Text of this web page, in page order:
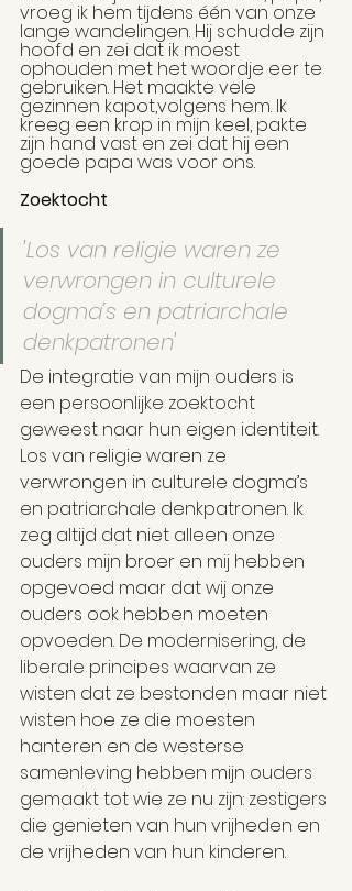
vroeg ik hem tijdens één van onze
lange wandelingen. Hij schudde zijn
hoofd en zei dat ik moest
ophouden met het woordje eer te
gebruiken. Het maakte vele
gezinnen kapot,volgens hem. Ik
kreeg een krop in mijn keel, pakte
zijn hand vast en zei dat hij een
goede papa was voor ons.
Zoektocht
'Los van religie waren ze
verwrongen in culturele
dogma’s en patriarchale
denkpatronen'
De integratie van mijn ouders is
een persoonlijke zoektocht
geweest naar hun eigen identiteit.
Los van religie waren ze
verwrongen in culturele dogma’s
en patriarchale denkpatronen. Ik
zeg altijd dat niet alleen onze
ouders mijn broer en mij hebben
opgevoed maar dat wij onze
ouders ook hebben moeten
opvoeden. De modernisering, de
liberale principes waarvan ze
wisten dat ze bestonden maar niet
wisten hoe ze die moesten
hanteren en de westerse
samenleving hebben mijn ouders
gemaakt tot wie ze nu zijn: zestigers
die genieten van hun vrijheden en
de vrijheden van hun kinderen.